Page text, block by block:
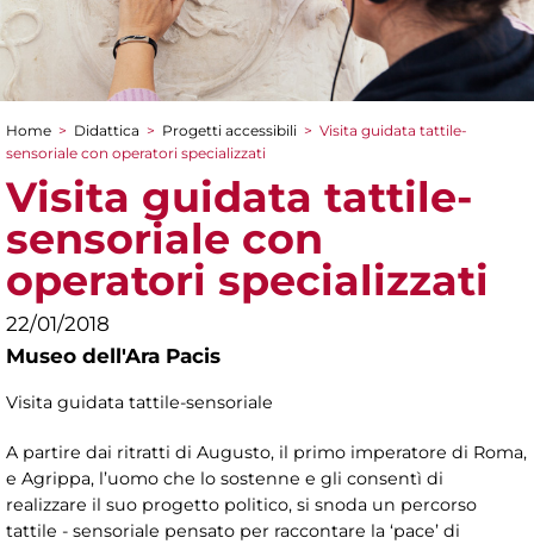
Tu sei qui
Home > Didattica > Progetti accessibili > Visita guidata tattile-
sensoriale con operatori specializzati
Visita guidata tattile-
sensoriale con
operatori specializzati
22/01/2018
Museo dell'Ara Pacis
Visita guidata tattile-sensoriale
A partire dai ritratti di Augusto, il primo imperatore di Roma,
e Agrippa, l’uomo che lo sostenne e gli consentì di
realizzare il suo progetto politico, si snoda un percorso
tattile - sensoriale pensato per raccontare la ‘pace’ di